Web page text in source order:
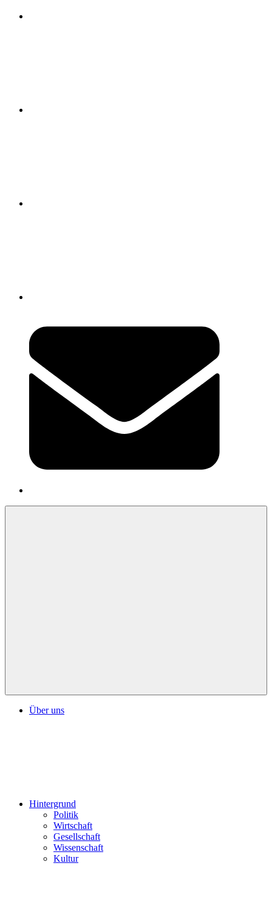
Über uns
Hintergrund
Politik
Wirtschaft
Gesellschaft
Wissenschaft
Kultur